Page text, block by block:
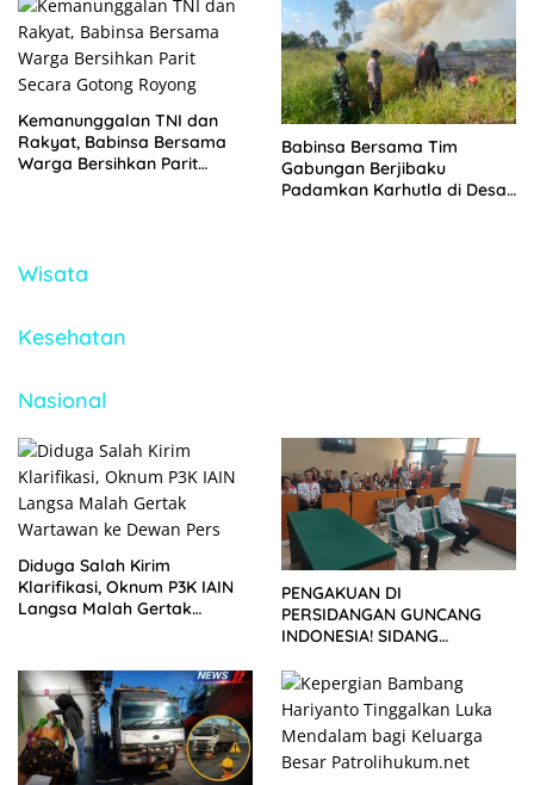
Kemanunggalan TNI dan
Rakyat, Babinsa Bersama
Warga Bersihkan Parit
Babinsa Bersama Tim
Gabungan Berjibaku
Padamkan Karhutla di Desa
Wisata
Kesehatan
Nasional
Diduga Salah Kirim
Klarifikasi, Oknum P3K IAIN
Langsa Malah Gertak
PENGAKUAN DI
PERSIDANGAN GUNCANG
INDONESIA! SIDANG
KELUARGA KORBAN
MENGAMUK DI PN MALANG